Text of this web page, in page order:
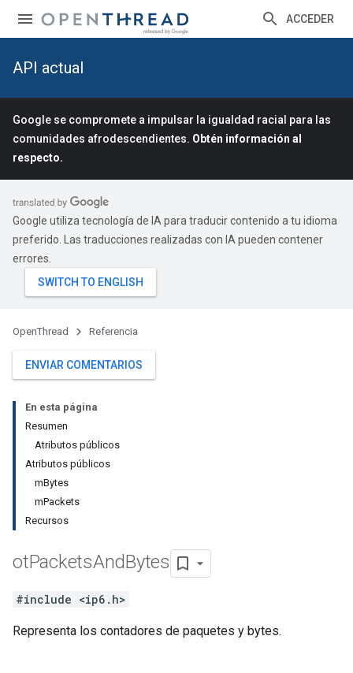
ACCEDER
API actual
Google se compromete a impulsar la igualdad racial para las
comunidades afrodescendientes. Obtén información al
respecto.
Google utiliza tecnología de IA para traducir contenido a tu idioma
preferido. Las traducciones realizadas con IA pueden contener
errores.
OpenThread Referencia
ENVIAR COMENTARIOS
En esta página
Resumen
Atributos públicos
Atributos públicos
mBytes
mPackets
Recursos
otPacketsAndBytes
#include <ip6.h>
Representa los contadores de paquetes y bytes.